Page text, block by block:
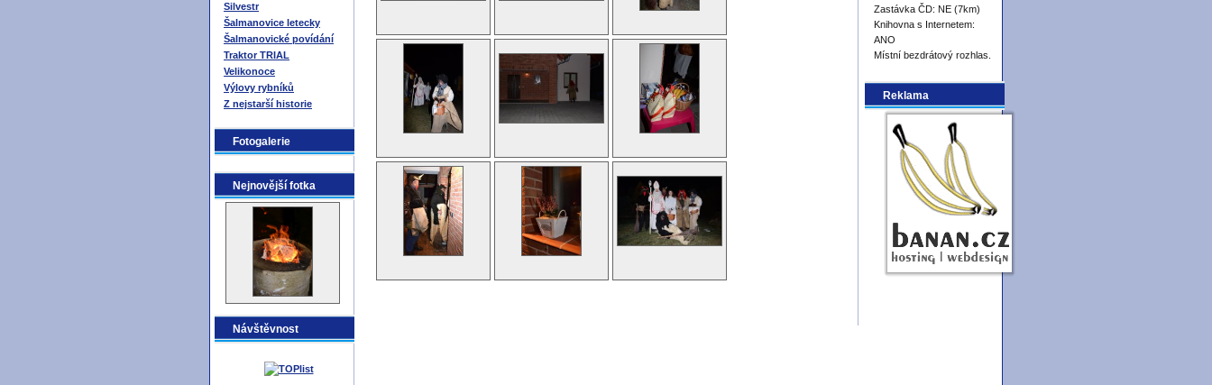
Silvestr
Šalmanovice letecky
Šalmanovické povídání
Traktor TRIAL
Velikonoce
Výlovy rybníků
Z nejstarší historie
Fotogalerie
Nejnovější fotka
Návštěvnost
Zastávka ČD: NE (7km)
Knihovna s Internetem:
ANO
Místní bezdrátový rozhlas.
Reklama